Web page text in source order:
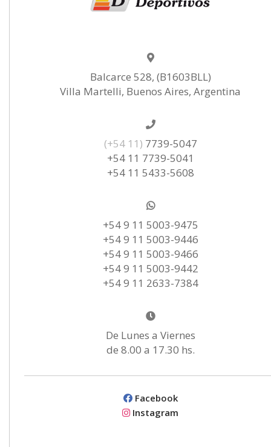
Balcarce 528, (B1603BLL)
Villa Martelli, Buenos Aires, Argentina
(+54 11) 7739-5047
+54 11 7739-5041
+54 11 5433-5608
+54 9 11 5003-9475
+54 9 11 5003-9446
+54 9 11 5003-9466
+54 9 11 5003-9442
+54 9 11 2633-7384
De Lunes a Viernes
de 8.00 a 17.30 hs.
Facebook
Instagram